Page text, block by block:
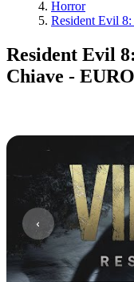
Horror
Resident Evil
Resident Evil
Chiave -